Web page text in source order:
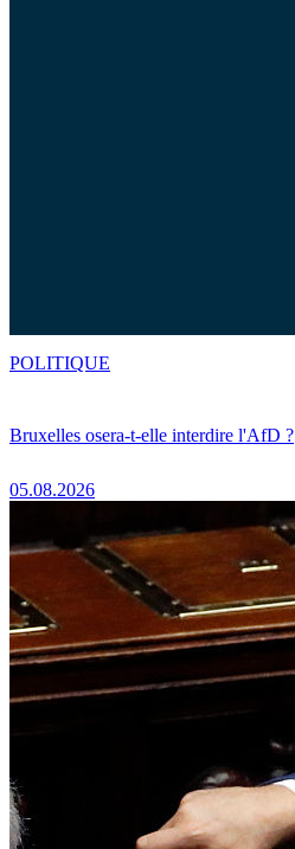
Bruxelles osera-t-elle interdire l'AfD ?
05.08.2026
POLITIQUE